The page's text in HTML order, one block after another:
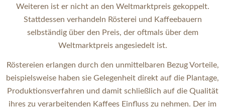
Weiteren ist er nicht an den Weltmarktpreis gekoppelt.
Stattdessen verhandeln Rösterei und Kaffeebauern
selbständig über den Preis, der oftmals über dem
Weltmarktpreis angesiedelt ist.
Röstereien erlangen durch den unmittelbaren Bezug Vorteile,
beispielsweise haben sie Gelegenheit direkt auf die Plantage,
Produktionsverfahren und damit schließlich auf die Qualität
ihres zu verarbeitenden Kaffees Einfluss zu nehmen. Der im